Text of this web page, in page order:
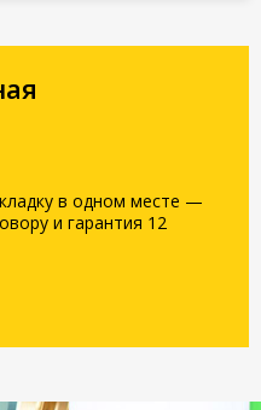
в одном месте —
и гарантия 12